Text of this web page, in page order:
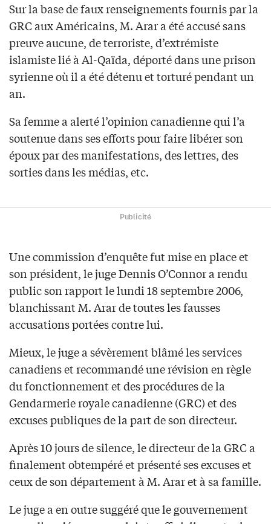
Sur la base de faux renseignements fournis par la
GRC aux Américains, M. Arar a été accusé sans
preuve aucune, de terroriste, d’extrémiste
islamiste lié à Al-Qaïda, déporté dans une prison
syrienne où il a été détenu et torturé pendant un
an.
Sa femme a alerté l’opinion canadienne qui l’a
soutenue dans ses efforts pour faire libérer son
époux par des manifestations, des lettres, des
sorties dans les médias, etc.
Publicité
Une commission d’enquête fut mise en place et
son président, le juge Dennis O’Connor a rendu
public son rapport le lundi 18 septembre 2006,
blanchissant M. Arar de toutes les fausses
accusations portées contre lui.
Mieux, le juge a sévèrement blâmé les services
canadiens et recommandé une révision en règle
du fonctionnement et des procédures de la
Gendarmerie royale canadienne (GRC) et des
excuses publiques de la part de son directeur.
Après 10 jours de silence, le directeur de la GRC a
finalement obtempéré et présenté ses excuses et
ceux de son département à M. Arar et à sa famille.
Le juge a en outre suggéré que le gouvernement